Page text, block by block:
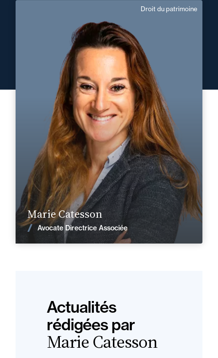
Marie Catesson
Avocate Directrice Associée
Droit du patrimoine
Marie Catesson
Langue(s) parlé(es) :
Anglais
Domaine d’expertises :
Droit du patrimoine
Nantes
+33 2 40 14 26 00
marie.catesson@fidal.com
En savoir plus
Voir les actualités
Actualités
rédigées par
Marie Catesson